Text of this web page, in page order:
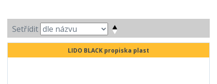
Setřídit
LIDO BLACK propiska plast